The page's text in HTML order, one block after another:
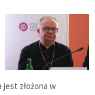
złożona w